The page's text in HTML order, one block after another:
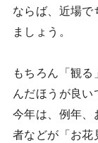
ならば、近場
ましょう。
もちろん「観
んだほうが良い
今年は、例年
者などが「お花